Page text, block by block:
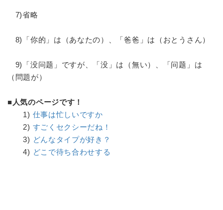
7)省略
8)「你的」は（あなたの）、「爸爸」は（おとうさん）
9)「没问题」ですが、「没」は（無い）、「问题」は
（問題が）
■人気のページです！
1) 仕事は忙しいですか
2) すごくセクシーだね！
3) どんなタイプが好き？
4) どこで待ち合わせする